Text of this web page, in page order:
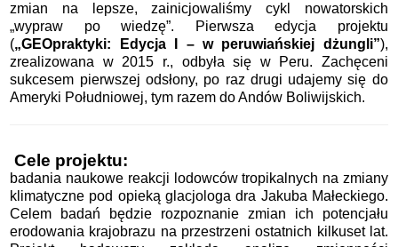
zmian na lepsze, zainicjowaliśmy cykl nowatorskich
„wypraw po wiedzę”. Pierwsza edycja projektu
(„GEOpraktyki: Edycja I – w peruwiańskiej dżungli”),
zrealizowana w 2015 r., odbyła się w Peru. Zachęceni
sukcesem pierwszej odsłony, po raz drugi udajemy się do
Ameryki Południowej, tym razem do Andów Boliwijskich.
Cele projektu:
badania naukowe reakcji lodowców tropikalnych na zmiany
klimatyczne pod opieką glacjologa dra Jakuba Małeckiego.
Celem badań będzie rozpoznanie zmian ich potencjału
erodowania krajobrazu na przestrzeni ostatnich kilkuset lat.